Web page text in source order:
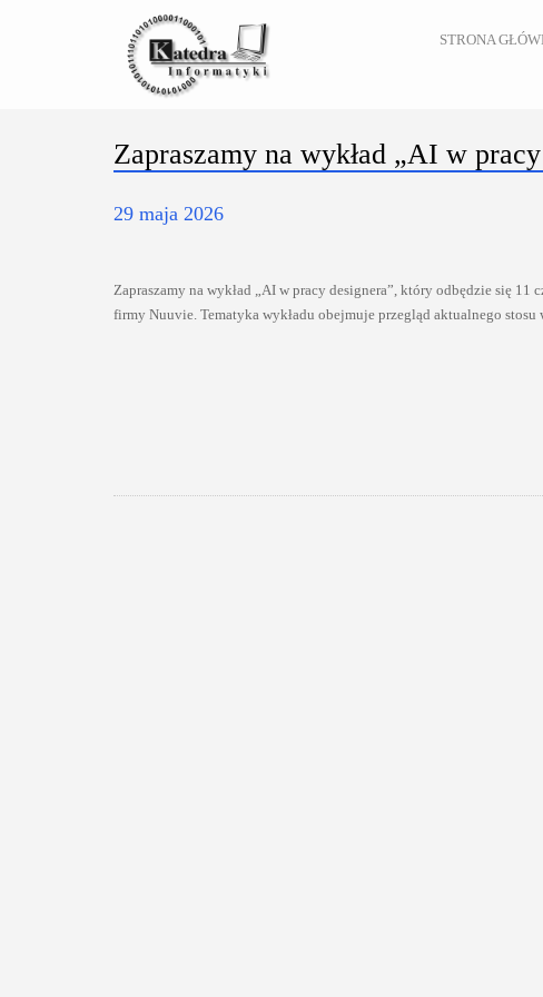
STRONA
Zapraszamy na wykład „AI w
29 maja 2026
Zapraszamy na wykład „AI w pracy designera”, który odbędzie się
firmy Nuuvie. Tematyka wykładu obejmuje przegląd aktualnego